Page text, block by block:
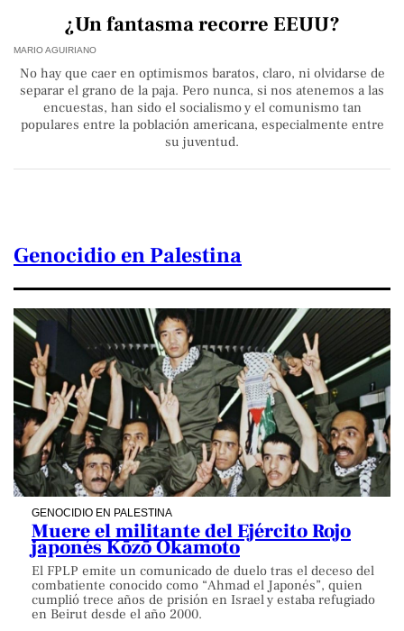
¿Un fantasma recorre EEUU?
MARIO AGUIRIANO
No hay que caer en optimismos baratos, claro, ni olvidarse de
separar el grano de la paja. Pero nunca, si nos atenemos a las
encuestas, han sido el socialismo y el comunismo tan
populares entre la población americana, especialmente entre
su juventud.
Genocidio en Palestina
GENOCIDIO EN PALESTINA
Muere el militante del Ejército Rojo
japonés Kōzō Okamoto
El FPLP emite un comunicado de duelo tras el deceso del
combatiente conocido como “Ahmad el Japonés”, quien
cumplió trece años de prisión en Israel y estaba refugiado
en Beirut desde el año 2000.